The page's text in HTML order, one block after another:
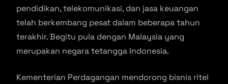
pendidikan, telekomunikasi, dan jasa keuangan
telah berkembang pesat dalam beberapa tahun
terakhir. Begitu pula dengan Malaysia yang
merupakan negara tetangga Indonesia.
Kementerian Perdagangan mendorong bisnis ritel